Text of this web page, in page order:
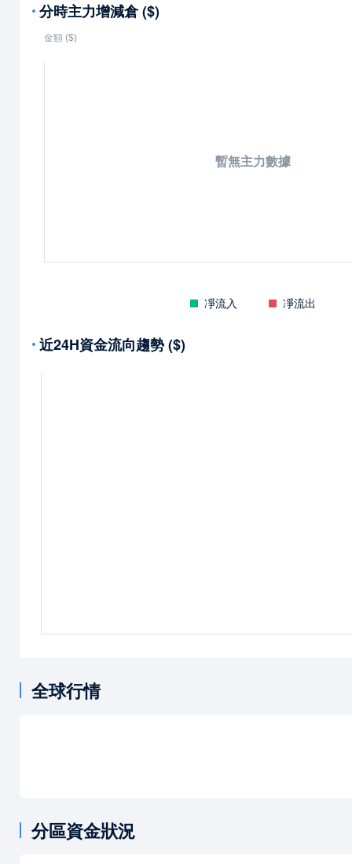
分時主力增減倉 ($)
凈流入 凈流出
暫無主力數據
近24H資金流向趨勢 ($)
全球行情
分區資金狀況